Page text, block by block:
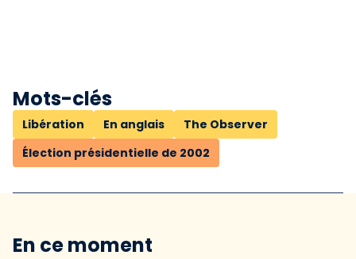
Mots-clés
Libération En anglais
The Observer
Élection présidentielle de 2002
En ce moment